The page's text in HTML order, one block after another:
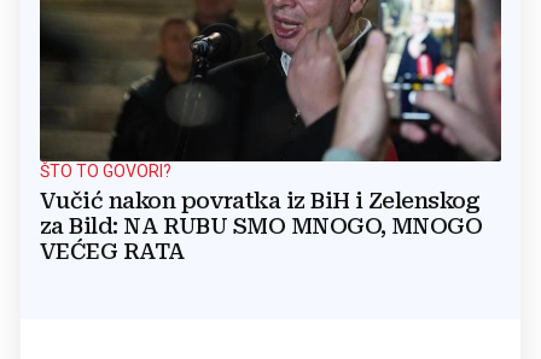
ŠTO TO GOVORI?
Vučić nakon povratka iz BiH i Zelenskog
za Bild: NA RUBU SMO MNOGO, MNOGO
VEĆEG RATA